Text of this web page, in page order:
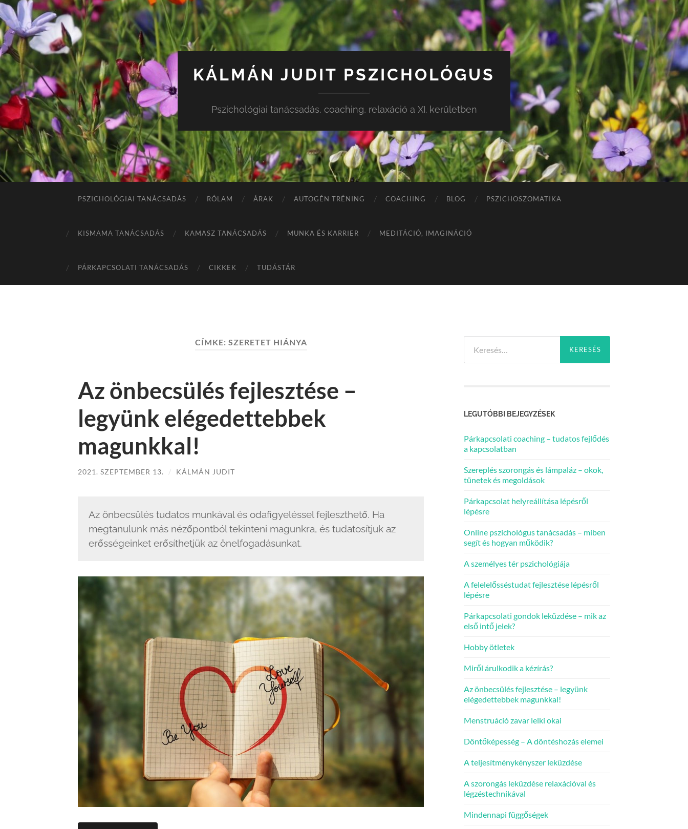
KÁLMÁN JUDIT PSZICHOLÓGUS
Pszichológiai tanácsadás, coaching, relaxáció a XI. kerületben
PSZICHOLÓGIAI TANÁCSADÁS RÓLAM ÁRAK AUTOGÉN TRÉNING COACHING BLOG PSZICHOSZOMATIKA
KISMAMA TANÁCSADÁS KAMASZ TANÁCSADÁS MUNKA ÉS KARRIER MEDITÁCIÓ, IMAGINÁCIÓ
PÁRKAPCSOLATI TANÁCSADÁS CIKKEK TUDÁSTÁR
CÍMKE: SZERETET HIÁNYA
Az önbecsülés fejlesztése –
legyünk elégedettebbek
magunkkal!
2021. SZEPTEMBER 13. / KÁLMÁN JUDIT
Az önbecsülés tudatos munkával és odafigyeléssel fejleszthető. Ha
megtanulunk más nézőpontból tekinteni magunkra, és tudatosítjuk az
erősségeinket erősíthetjük az önelfogadásunkat.
LEGUTÓBBI BEJEGYZÉSEK
Párkapcsolati coaching – tudatos fejlődés
a kapcsolatban
Szereplés szorongás és lámpaláz – okok,
tünetek és megoldások
Párkapcsolat helyreállítása lépésről
lépésre
Online pszichológus tanácsadás – miben
segít és hogyan működik?
A személyes tér pszichológiája
A felelelősséstudat fejlesztése lépésről
lépésre
Párkapcsolati gondok leküzdése – mik az
első intő jelek?
Hobby ötletek
Miről árulkodik a kézírás?
Az önbecsülés fejlesztése – legyünk
elégedettebbek magunkkal!
Menstruáció zavar lelki okai
Döntőképesség – A döntéshozás elemei
A teljesítménykényszer leküzdése
A szorongás leküzdése relaxációval és
légzéstechnikával
Mindennapi függőségek